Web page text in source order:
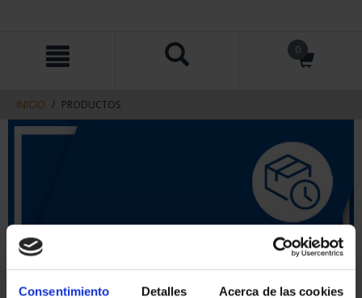
Consentimiento Detalles Acerca de las cookies
contenido
men
de
navegacin
INICIO PRODUCTOS